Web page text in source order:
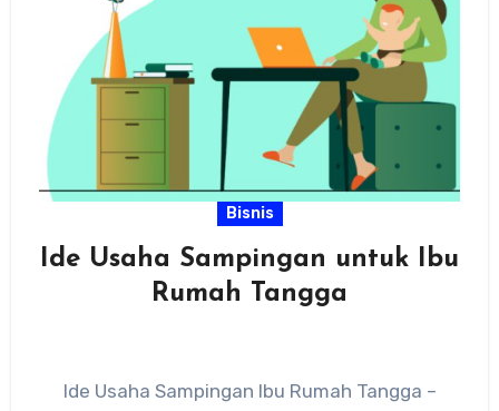
Bisnis
Ide Usaha Sampingan untuk Ibu
Rumah Tangga
Ide Usaha Sampingan Ibu Rumah Tangga –